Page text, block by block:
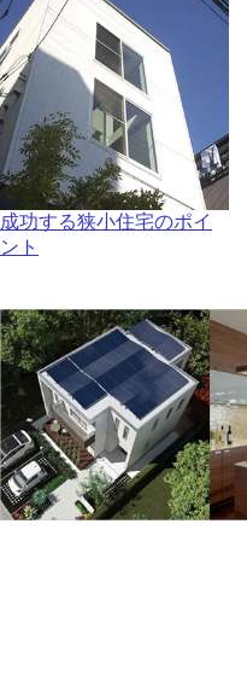
成功する狭小住宅のポイ
ント